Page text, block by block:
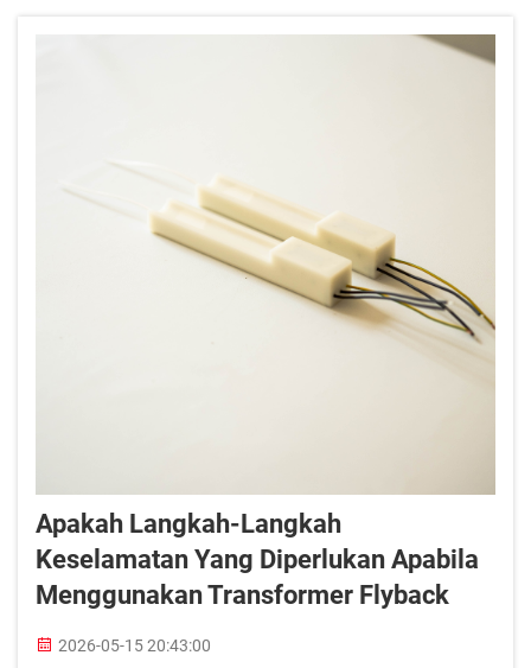
Apakah Langkah-Langkah
Keselamatan Yang Diperlukan Apabila
Menggunakan Transformer Flyback
2026-05-15 20:43:00